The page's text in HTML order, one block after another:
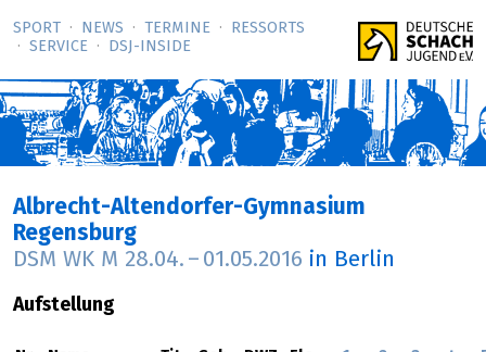
SPORT NEWS TERMINE
RESSORTS
SERVICE
DSJ-­INSIDE
Albrecht-Altendorfer-Gymnasium
Regensburg
DSM WK M 28.04. – 01.05.2016 in Berlin
Aufstellung